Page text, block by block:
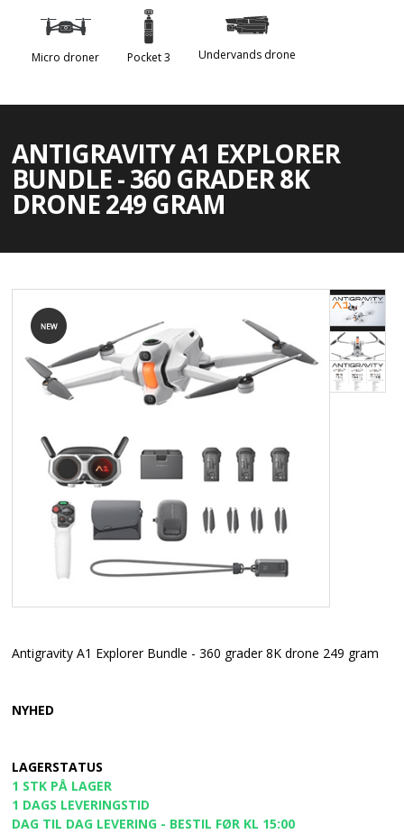
Micro droner Pocket 3 Undervands drone
ANTIGRAVITY A1 EXPLORER
BUNDLE - 360 GRADER 8K
DRONE 249 GRAM
Antigravity A1 Explorer Bundle - 360 grader 8K drone 249 gram
NYHED
LAGERSTATUS
1 STK PÅ LAGER
1 DAGS LEVERINGSTID
DAG TIL DAG LEVERING - BESTIL FØR KL 15:00